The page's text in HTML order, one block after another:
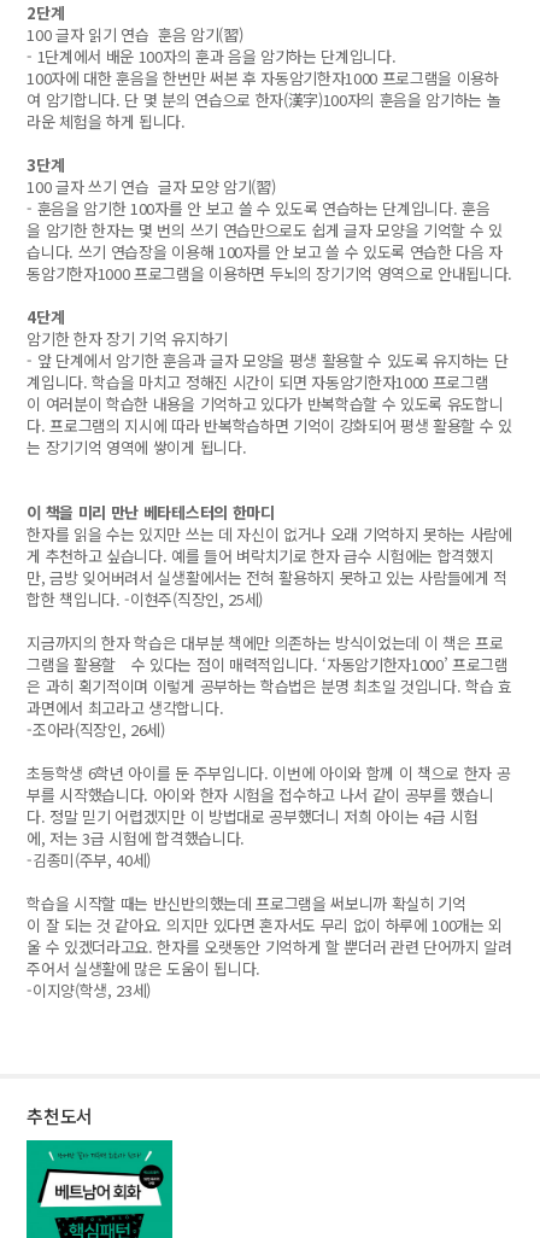
2단계
100 글자 읽기 연습 훈음 암기(習)
- 1단계에서 배운 100자의 훈과 음을 암기하는 단계입니다.
100자에 대한 훈음을 한번만 써본 후 자동암기한자1000 프로그램을 이용하
여 암기합니다. 단 몇 분의 연습으로 한자(漢字)100자의 훈음을 암기하는 놀
라운 체험을 하게 됩니다.
3단계
100 글자 쓰기 연습 글자 모양 암기(習)
- 훈음을 암기한 100자를 안 보고 쓸 수 있도록 연습하는 단계입니다. 훈음
을 암기한 한자는 몇 번의 쓰기 연습만으로도 쉽게 글자 모양을 기억할 수 있
습니다. 쓰기 연습장을 이용해 100자를 안 보고 쓸 수 있도록 연습한 다음 자
동암기한자1000 프로그램을 이용하면 두뇌의 장기기억 영역으로 안내됩니다.
4단계
암기한 한자 장기 기억 유지하기
- 앞 단계에서 암기한 훈음과 글자 모양을 평생 활용할 수 있도록 유지하는 단
계입니다. 학습을 마치고 정해진 시간이 되면 자동암기한자1000 프로그램
이 여러분이 학습한 내용을 기억하고 있다가 반복학습할 수 있도록 유도합니
다. 프로그램의 지시에 따라 반복학습하면 기억이 강화되어 평생 활용할 수 있
는 장기기억 영역에 쌓이게 됩니다.
이 책을 미리 만난 베타테스터의 한마디
한자를 읽을 수는 있지만 쓰는 데 자신이 없거나 오래 기억하지 못하는 사람에
게 추천하고 싶습니다. 예를 들어 벼락치기로 한자 급수 시험에는 합격했지
만, 금방 잊어버려서 실생활에서는 전혀 활용하지 못하고 있는 사람들에게 적
합한 책입니다. -이현주(직장인, 25세)
지금까지의 한자 학습은 대부분 책에만 의존하는 방식이었는데 이 책은 프로
그램을 활용할 수 있다는 점이 매력적입니다. ‘자동암기한자1000’ 프로그램
은 과히 획기적이며 이렇게 공부하는 학습법은 분명 최초일 것입니다. 학습 효
과면에서 최고라고 생각합니다.
-조아라(직장인, 26세)
초등학생 6학년 아이를 둔 주부입니다. 이번에 아이와 함께 이 책으로 한자 공
부를 시작했습니다. 아이와 한자 시험을 접수하고 나서 같이 공부를 했습니
다. 정말 믿기 어렵겠지만 이 방법대로 공부했더니 저희 아이는 4급 시험
에, 저는 3급 시험에 합격했습니다.
-김종미(주부, 40세)
학습을 시작할 때는 반신반의했는데 프로그램을 써보니까 확실히 기억
이 잘 되는 것 같아요. 의지만 있다면 혼자서도 무리 없이 하루에 100개는 외
울 수 있겠더라고요. 한자를 오랫동안 기억하게 할 뿐더러 관련 단어까지 알려
주어서 실생활에 많은 도움이 됩니다.
-이지양(학생, 23세)
추천도서